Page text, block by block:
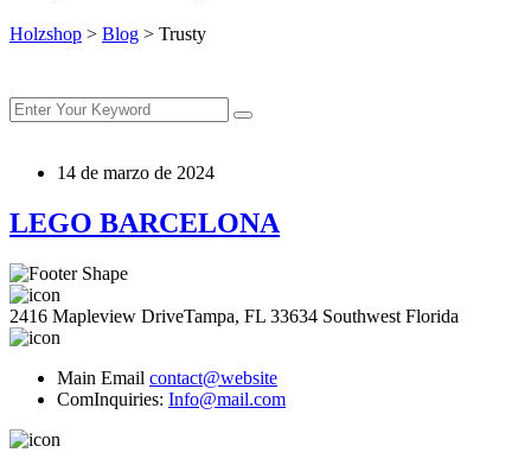
Holzshop > Blog > Trusty
14 de marzo de 2024
LEGO BARCELONA
2416 Mapleview DriveTampa, FL 33634 Southwest Florida
Main Email contact@website
ComInquiries: Info@mail.com